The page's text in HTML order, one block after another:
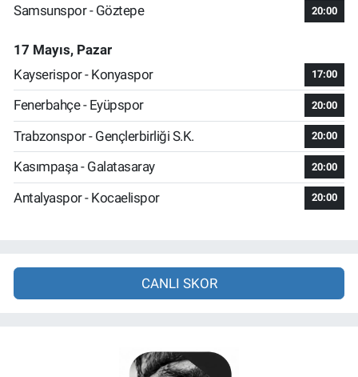
Samsunspor - Göztepe 20:00
17 Mayıs, Pazar
Kayserispor - Konyaspor
17:00
Fenerbahçe - Eyüpspor 20:00
Trabzonspor - Gençlerbirliği S.K. 20:00
Kasımpaşa - Galatasaray 20:00
Antalyaspor - Kocaelispor 20:00
CANLI SKOR